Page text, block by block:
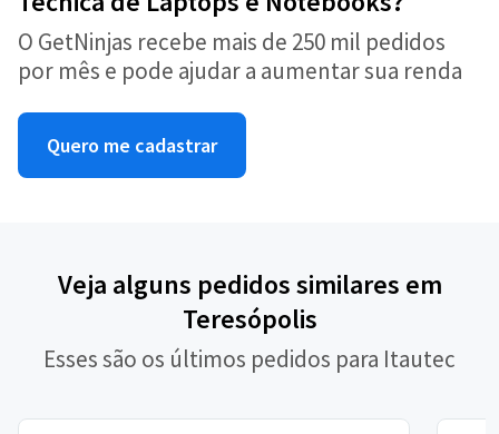
O GetNinjas recebe mais de 250 mil pedidos
por mês e pode ajudar a aumentar sua renda
Quero me cadastrar
Veja alguns pedidos similares em
Teresópolis
Esses são os últimos pedidos para Itautec